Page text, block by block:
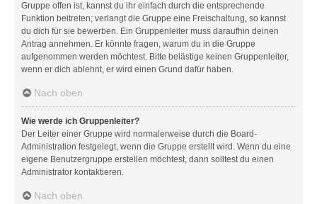
Gruppe offen ist, kannst du ihr einfach durch die entsprechende
Funktion beitreten; verlangt die Gruppe eine Freischaltung, so kannst
du dich für sie bewerben. Ein Gruppenleiter muss daraufhin deinen
Antrag annehmen. Er könnte fragen, warum du in die Gruppe
aufgenommen werden möchtest. Bitte belästige keinen Gruppenleiter,
wenn er dich ablehnt, er wird einen Grund dafür haben.
Nach oben
Wie werde ich Gruppenleiter?
Der Leiter einer Gruppe wird normalerweise durch die Board-
Administration festgelegt, wenn die Gruppe erstellt wird. Wenn du eine
eigene Benutzergruppe erstellen möchtest, dann solltest du einen
Administrator kontaktieren.
Nach oben